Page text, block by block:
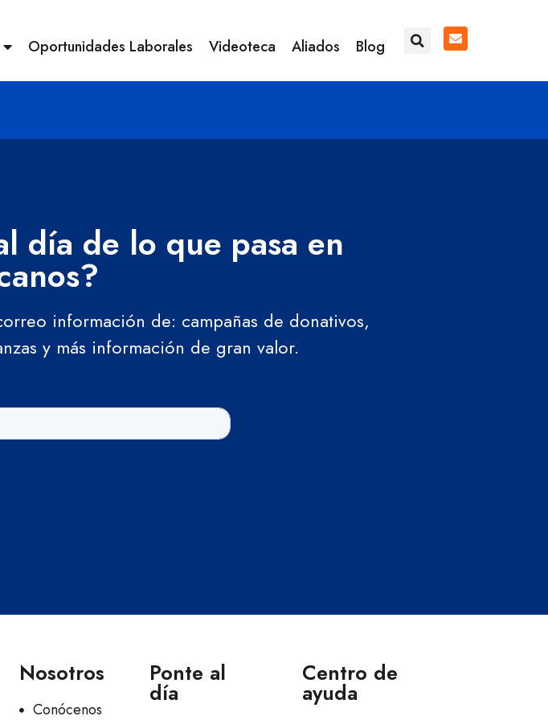
Oportunidades Laborales Videoteca Aliados Blog
día de lo que pasa en
información de: campañas de donativos,
y más información de gran valor.
Nosotros
Conócenos
Ponte al
día
Centro de
ayuda